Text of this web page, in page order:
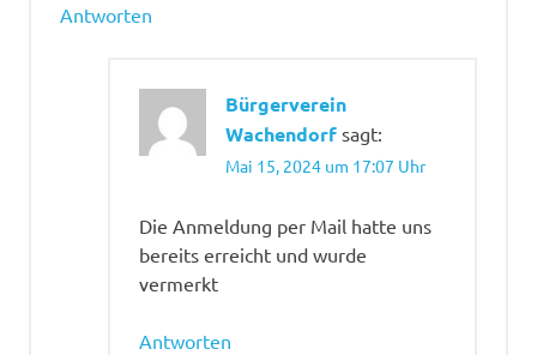
Antworten
Bürgerverein
Wachendorf sagt:
Mai 15, 2024 um 17:07 Uhr
Die Anmeldung per Mail hatte uns
bereits erreicht und wurde
vermerkt
Antworten